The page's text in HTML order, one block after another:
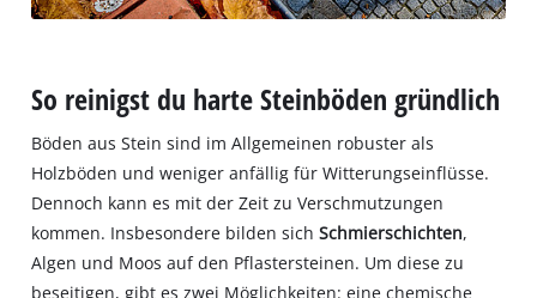
So reinigst du harte Steinböden gründlich
Böden aus Stein sind im Allgemeinen robuster als
Holzböden und weniger anfällig für Witterungseinflüsse.
Dennoch kann es mit der Zeit zu Verschmutzungen
kommen. Insbesondere bilden sichSchmierschichten,
Algen und Moos auf den Pflastersteinen. Um diese zu
beseitigen, gibt es zwei Möglichkeiten: eine chemische